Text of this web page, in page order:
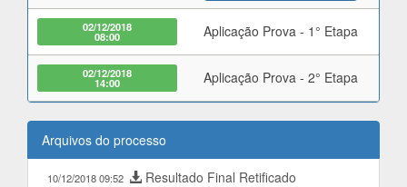
02/12/2018
08:00 Aplicação Prova - 1° Etapa
02/12/2018
14:00 Aplicação Prova - 2° Etapa
Arquivos do processo
10/12/2018 09:52 Resultado Final Retificado